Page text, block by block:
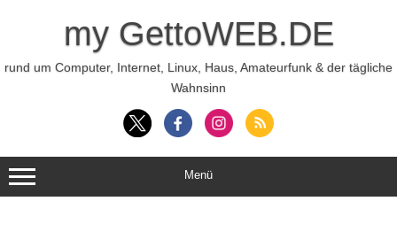
my GettoWEB.DE
rund um Computer, Internet, Linux, Haus, Amateurfunk & der tägliche
Wahnsinn
Menü